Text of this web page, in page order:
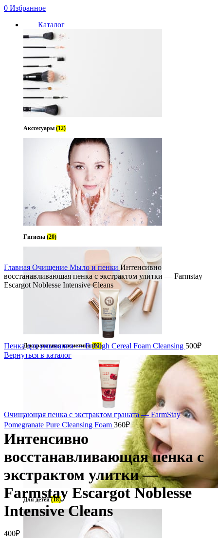
0 Избранное
Каталог
Акссесуары (12)
Гигиена (20)
Декоративная косметика(92)
Для детей(18)
Главная Очищение Мыло и пенки Интенсивно
восстанавливающая пенка с экстрактом улитки — Farmstay
Escargot Noblesse Intensive Cleans
Пенка для умывания — Enough Cereal Foam Cleansing 500₽
Вернуться в каталог
Очищающая пенка с экстрактом граната — FarmStay
Pomegranate Pure Cleansing Foam 360₽
Интенсивно
восстанавливающая пенка с
экстрактом улитки —
Farmstay Escargot Noblesse
Intensive Cleans
400₽